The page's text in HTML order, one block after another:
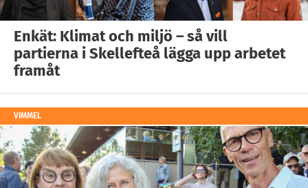
Enkät: Klimat och miljö – så vill
partierna i Skellefteå lägga upp arbetet
framåt
VIMMEL